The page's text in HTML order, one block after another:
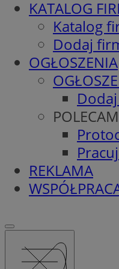
KATALOG
Katalog
Dodaj
OGŁOSZENIA
REKLAMA